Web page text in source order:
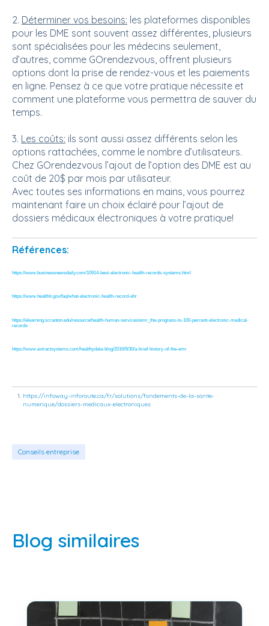
2. Déterminer vos besoins: les plateformes disponibles
pour les DME sont souvent assez différentes, plusieurs
sont spécialisées pour les médecins seulement,
d’autres, comme GOrendezvous, offrent plusieurs
options dont la prise de rendez-vous et les paiements
en ligne. Pensez à ce que votre pratique nécessite et
comment une plateforme vous permettra de sauver du
temps.
3. Les coûts: ils sont aussi assez différents selon les
options rattachées, comme le nombre d’utilisateurs.
Chez GOrendezvous l’ajout de l’option des DME est au
coût de 20$ par mois par utilisateur.
Avec toutes ses informations en mains, vous pourrez
maintenant faire un choix éclairé pour l’ajout de
dossiers médicaux électroniques à votre pratique!
Références:
https://www.businessnewsdaily.com/10914-best-electronic-health-records-systems.html
https://www.healthit.gov/faq/what-electronic-health-record-ehr
https://elearning.scranton.edu/resource/health-human-services/emr_the-progress-to-100-percent-electronic-medical-
records
https://www.extractsystems.com/healthydata-blog/2016/9/30/a-brief-history-of-the-emr
https://infoway-inforoute.ca/fr/solutions/fondements-de-la-sante-
numerique/dossiers-medicaux-electroniques
Conseils entreprise
Blog similaires